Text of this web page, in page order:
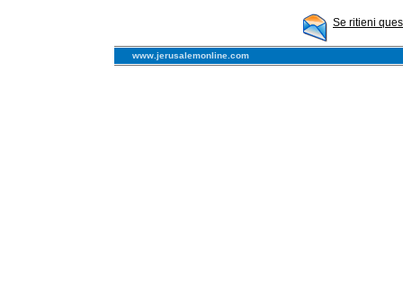
Se ritieni
www.jerusalemonline.com